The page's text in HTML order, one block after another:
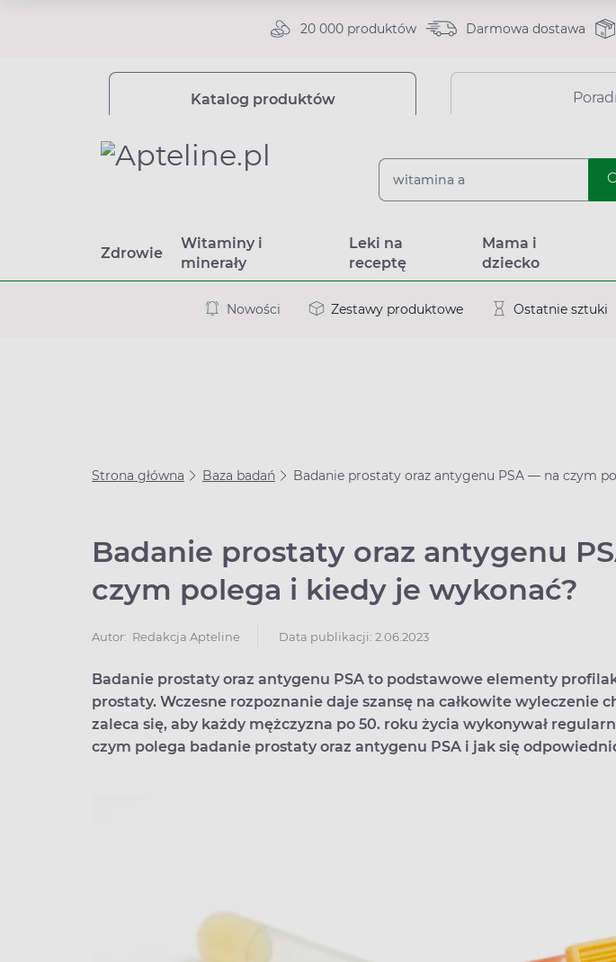
20 000 produktów Darmowa dostawa
Katalog produktów
Zdrowie
Witaminy i
minerały
Leki na
receptę
Mama i
dziecko
Nowości Zestawy produktowe Ostatnie sztuki
Strona główna Baza badań Badanie prostaty oraz antygenu PSA — na czym
Badanie prostaty oraz antygenu
czym polega i kiedy je wykonać?
Autor: Redakcja Apteline Data publikacji: 2.06.2023
Badanie prostaty oraz antygenu PSA to podstawowe elementy
prostaty. Wczesne rozpoznanie daje szansę na całkowite wyleczenie
zaleca się, aby każdy mężczyzna po 50. roku życia wykonywał
czym polega badanie prostaty oraz antygenu PSA i jak się